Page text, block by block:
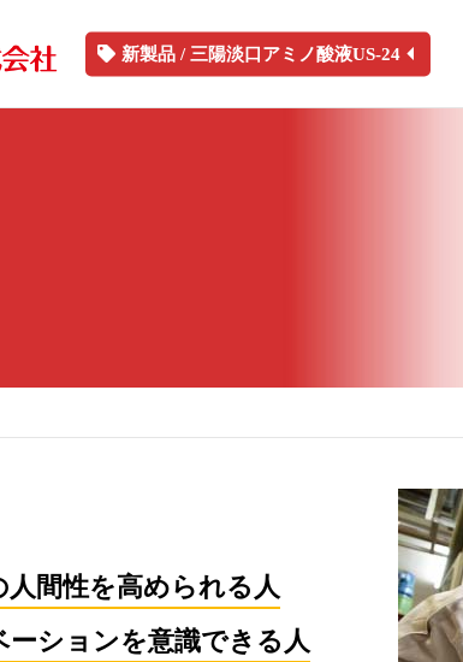
新製品 / 三陽淡口アミノ酸液US-24
間性を高められる人
ションを意識できる人